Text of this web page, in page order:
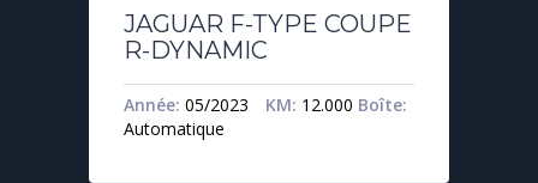
JAGUAR F-TYPE COUPE
R-DYNAMIC
Année: 05/2023 KM: 12.000 Boîte:
Automatique